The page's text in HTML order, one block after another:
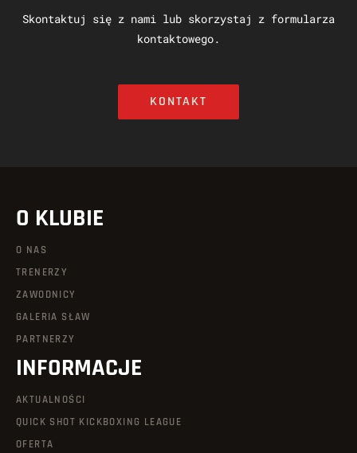
Skontaktuj się z nami lub skorzystaj z formularza
kontaktowego.
KONTAKT
O KLUBIE
O NAS
TRENERZY
ZAWODNICY
GALERIA SŁAW
PARTNERZY
INFORMACJE
AKTUALNOŚCI
QUICK SHOT KICKBOXING LEAGUE
OFERTA